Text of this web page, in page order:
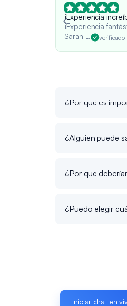
¡Experiencia
¡Experiencia
Sarah L. verificado
¿Por qué es
¿Alguien puede
¿Por qué
¿Puedo elegir
Iniciar chat en